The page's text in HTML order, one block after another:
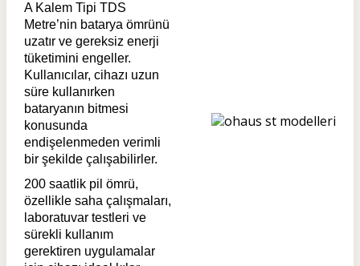
A Kalem Tipi TDS
Metre’nin batarya ömrünü
uzatır ve gereksiz enerji
tüketimini engeller.
Kullanıcılar, cihazı uzun
süre kullanırken
bataryanın bitmesi
konusunda
endişelenmeden verimli
bir şekilde çalışabilirler.
200 saatlik pil ömrü,
özellikle saha çalışmaları,
laboratuvar testleri ve
sürekli kullanım
gerektiren uygulamalar